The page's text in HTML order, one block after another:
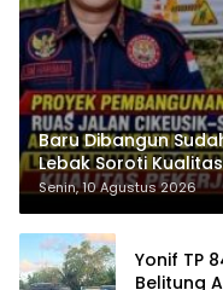
Baru Dibangun
Lebak Soroti
Cikeusik-Simpang
Senin, 10 Agustus 2026
Yonif TP
Belitung